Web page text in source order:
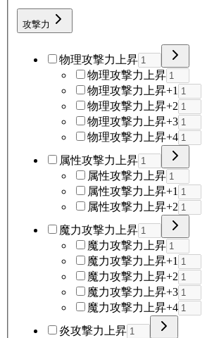
攻撃力
物理攻撃力上昇
物理攻撃力上昇
物理攻撃力上昇+1
物理攻撃力上昇+2
物理攻撃力上昇+3
物理攻撃力上昇+4
属性攻撃力上昇
属性攻撃力上昇
属性攻撃力上昇+1
属性攻撃力上昇+2
魔力攻撃力上昇
魔力攻撃力上昇
魔力攻撃力上昇+1
魔力攻撃力上昇+2
魔力攻撃力上昇+3
魔力攻撃力上昇+4
炎攻撃力上昇